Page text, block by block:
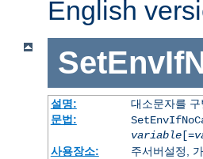
English
설명:
대소문자를
문법:
variable[=
사용장소:
주서버설정,